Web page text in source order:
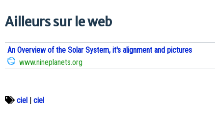
Ailleurs sur le web
An Overview of the Solar System, it's alignment and pictures
www.nineplanets.org
ciel | ciel